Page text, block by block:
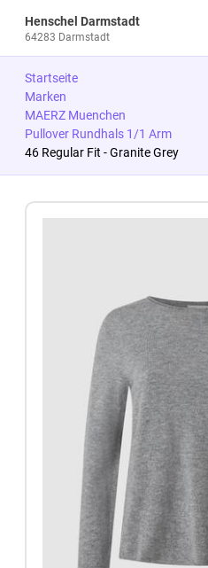
Henschel Darmstadt
64283 Darmstadt
Startseite
Marken
MAERZ Muenchen
Pullover Rundhals 1/1 Arm
46 Regular Fit - Granite Grey
Zum Produkt springen
Zur Produktbeschreibung springen